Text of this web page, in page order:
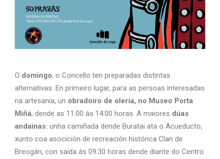
O domingo, o Concello ten preparadas distintas
alternativas. En primeiro lugar, para as persoas interesadas
na artesanía, un obradoiro de olería, no Museo Porta
Miñá, dende as 11:00 ás 14:00 horas. A maiores dúas
andainas: unha camiñada dende Buratai ata o Acueducto,
xunto coa asocición de recreación histórica Clan de
Breogán, con saída ás 09:30 horas dende diante do Centro